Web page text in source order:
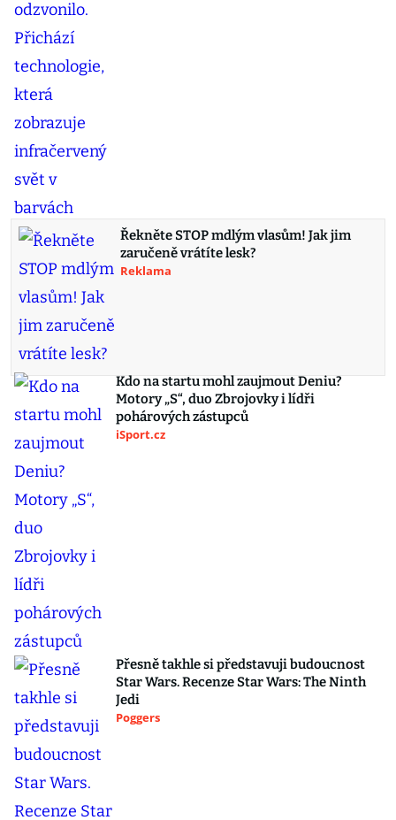
Řekněte STOP mdlým vlasům! Jak jim
zaručeně vrátíte lesk?
Reklama
Kdo na startu mohl zaujmout Deniu?
Motory „S“, duo Zbrojovky i lídři
pohárových zástupců
iSport.cz
Přesně takhle si představuji budoucnost
Star Wars. Recenze Star Wars: The Ninth
Jedi
Poggers